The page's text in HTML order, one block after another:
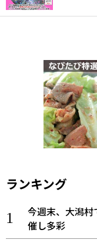
ランキング
今週末、大潟
催し多彩